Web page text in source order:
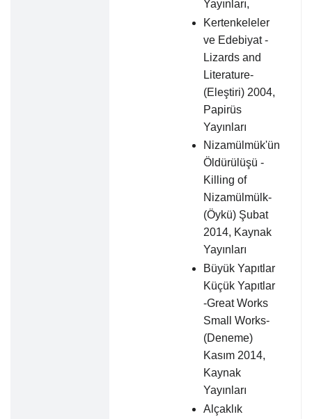
Yayınları,
Kertenkeleler
ve Edebiyat -
Lizards and
Literature-
(Eleştiri) 2004,
Papirüs
Yayınları
Nizamülmük'ün
Öldürülüşü -
Killing of
Nizamülmülk-
(Öykü) Şubat
2014, Kaynak
Yayınları
Büyük Yapıtlar
Küçük Yapıtlar
-Great Works
Small Works-
(Deneme)
Kasım 2014,
Kaynak
Yayınları
Alçaklık